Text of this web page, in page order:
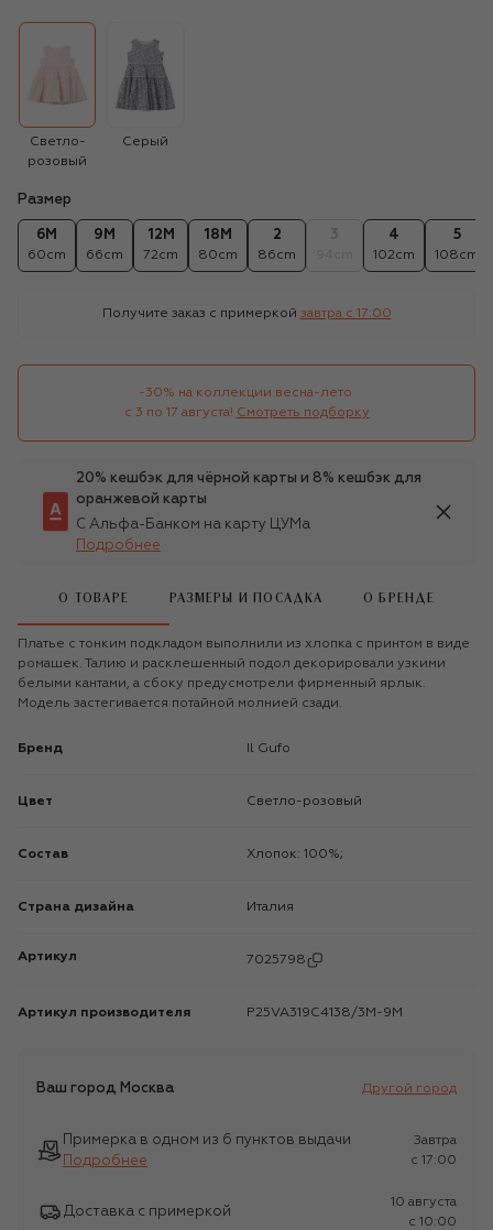
Светло-
розовый
Серый
Размер
6M
60cm
9M
66cm
12M
72cm
18M
80cm
2
86cm
4
102cm
5
108cm
Получите заказ с примеркой завтра c 17:00
-30% на коллекции весна-лето
с 3 по 17 августа! Смотреть подборку
20% кешбэк для чёрной карты и 8% кешбэк для
оранжевой карты
С Альфа-Банком на карту ЦУМа
Подробнее
О ТОВАРЕ РАЗМЕРЫ И ПОСАДКА О БРЕНДЕ
Платье с тонким подкладом выполнили из хлопка с принтом в виде
ромашек. Талию и расклешенный подол декорировали узкими
белыми кантами, а сбоку предусмотрели фирменный ярлык.
Модель застегивается потайной молнией сзади.
Бренд Il Gufo
Цвет Светло-розовый
Состав Хлопок: 100%;
Страна дизайна Италия
Артикул 7025798
Артикул производителя P25VA319C4138/3M-9M
Ваш город Москва Другой город
Примерка в одном из 6 пунктов выдачи
Подробнее
Завтра
c 17:00
Доставка с примеркой
10 августа
c 10:00